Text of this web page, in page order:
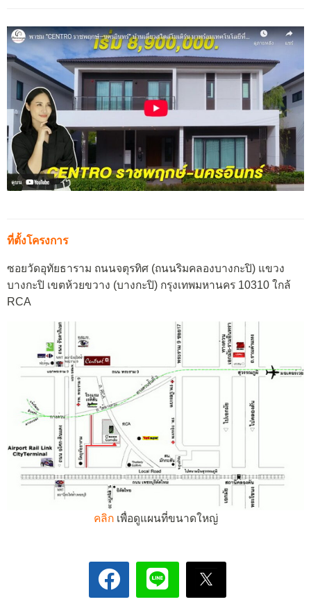
ที่ตั้งโครงการ
ซอยวัดอุทัยธาราม ถนนจตุรทิศ (ถนนริมคลองบางกะปิ) แขวง
บางกะปิ เขตห้วยขวาง (บางกะปิ) กรุงเทพมหานคร 10310 ใกล้
RCA
คลิกเพื่อดูแผนที่ขนาดใหญ่